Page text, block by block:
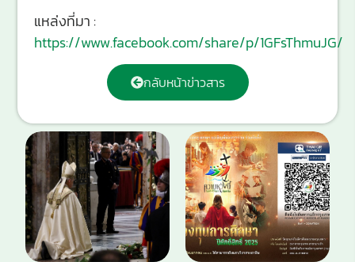
แหล่งที่มา :
https://www.facebook.com/share/p/1GFsThmuJG/
กลับหน้าข่าวสาร